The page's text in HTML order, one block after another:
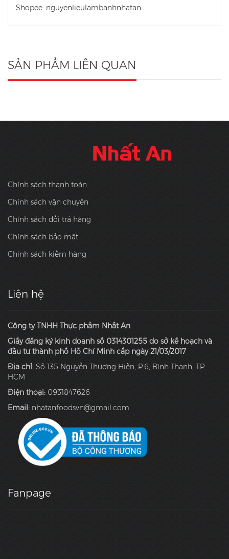
Shopee: nguyenlieulambanhnhatan
SẢN PHẨM LIÊN QUAN
Chính sách thanh toán
Chính sách vận chuyển
Chính sách đổi trả hàng
Chính sách bảo mật
Chính sách kiểm hàng
Liên hệ
Công ty TNHH Thực phẩm Nhất An
Giấy đăng ký kinh doanh số 0314301255 do sở kế hoạch và
đầu tư thành phố Hồ Chí Minh cấp ngày 21/03/2017
Địa chỉ: Số 135 Nguyễn Thượng Hiền, P.6, Bình Thạnh, TP.
HCM
Điện thoại: 0931847626
Email: nhatanfoodsvn@gmail.com
Fanpage